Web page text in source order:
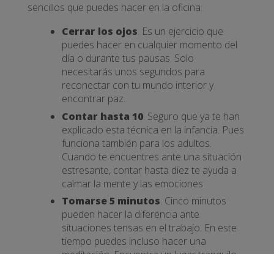
sencillos que puedes hacer en la oficina:
Cerrar los ojos. Es un ejercicio que
puedes hacer en cualquier momento del
día o durante tus pausas. Solo
necesitarás unos segundos para
reconectar con tu mundo interior y
encontrar paz.
Contar hasta 10. Seguro que ya te han
explicado esta técnica en la infancia. Pues
funciona también para los adultos.
Cuando te encuentres ante una situación
estresante, contar hasta diez te ayuda a
calmar la mente y las emociones.
Tomarse 5 minutos. Cinco minutos
pueden hacer la diferencia ante
situaciones tensas en el trabajo. En este
tiempo puedes incluso hacer una